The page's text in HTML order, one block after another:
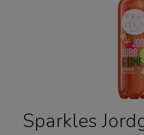
Sparkles